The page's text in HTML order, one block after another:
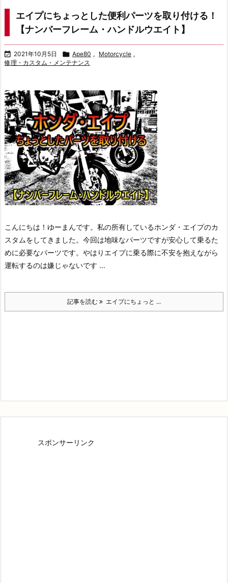
エイプにちょっとした便利パーツを取り付ける！
【ナンバーフレーム・ハンドルウエイト】
 2021年10月5日  Ape80 , Motorcycle ,
修理・カスタム・メンテナンス
こんにちは！ゆーまんです。 私の所有しているホンダ・エイプのカ
スタムをしてきました。 今回は地味なパーツですが安心して乗るた
めに必要なパーツです。やはりエイプに乗る際に不安を抱えながら
運転するのは嫌じゃないです ...
記事を読む エイプにちょっと ...
スポンサーリンク